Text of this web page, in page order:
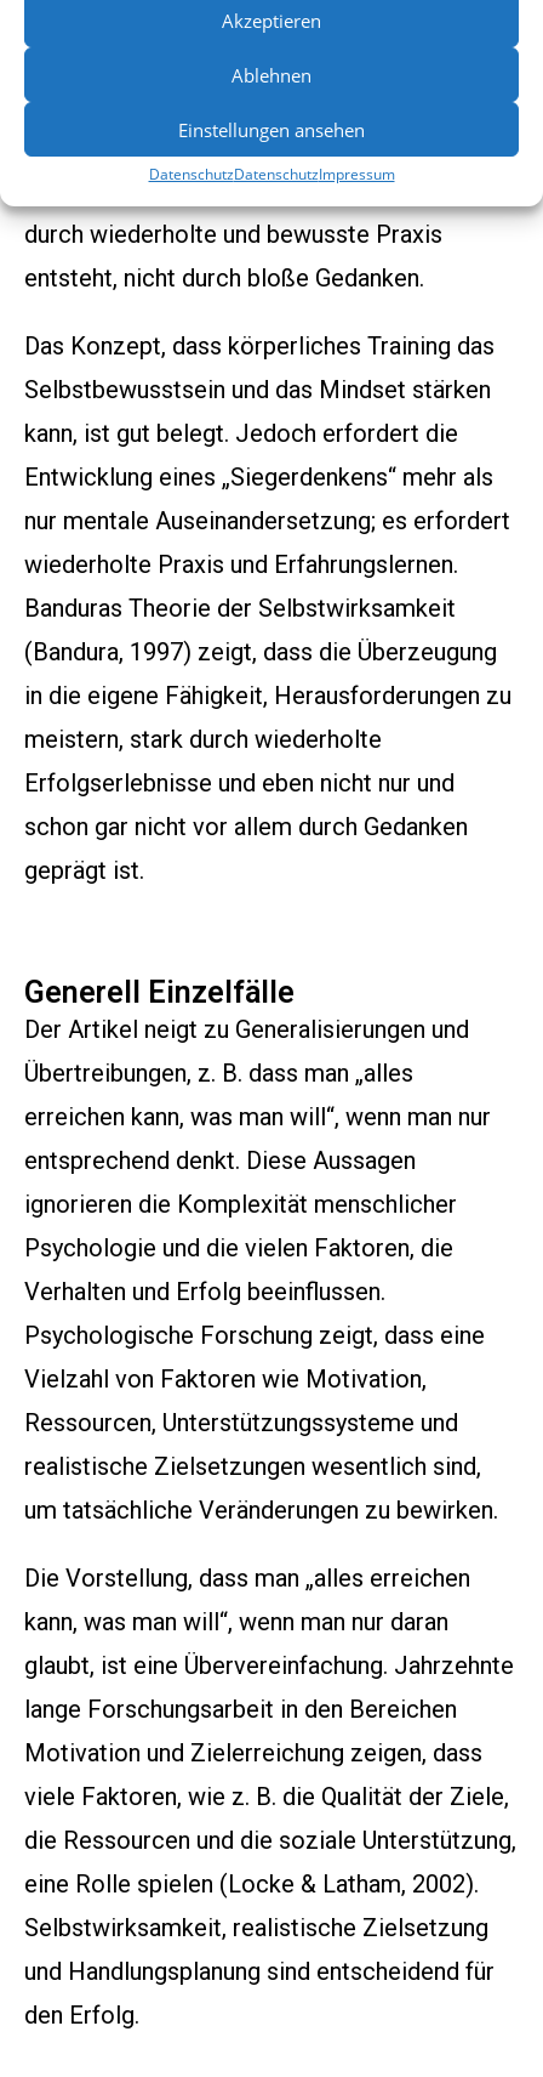
Akzeptieren
Ablehnen
Einstellungen ansehen
DatenschutzDatenschutzImpressum
bestimmten Gedanken nicht automatisch zu
einem „Siegerdenken“. Der Artikel vermischt
hier den Effekt von physischem Training und
mentalem Training, ohne die Notwendigkeit
klarzustellen, dass nachhaltige mentale Stärke
durch wiederholte und bewusste Praxis
entsteht, nicht durch bloße Gedanken.
Das Konzept, dass körperliches Training das
Selbstbewusstsein und das Mindset stärken
kann, ist gut belegt. Jedoch erfordert die
Entwicklung eines „Siegerdenkens“ mehr als
nur mentale Auseinandersetzung; es erfordert
wiederholte Praxis und Erfahrungslernen.
Banduras Theorie der Selbstwirksamkeit
(Bandura, 1997) zeigt, dass die Überzeugung
in die eigene Fähigkeit, Herausforderungen zu
meistern, stark durch wiederholte
Erfolgserlebnisse und eben nicht nur und
schon gar nicht vor allem durch Gedanken
geprägt ist.
Generell Einzelfälle
Der Artikel neigt zu Generalisierungen und
Übertreibungen, z. B. dass man „alles
erreichen kann, was man will“, wenn man nur
entsprechend denkt. Diese Aussagen
ignorieren die Komplexität menschlicher
Psychologie und die vielen Faktoren, die
Verhalten und Erfolg beeinflussen.
Psychologische Forschung zeigt, dass eine
Vielzahl von Faktoren wie Motivation,
Ressourcen, Unterstützungssysteme und
realistische Zielsetzungen wesentlich sind,
um tatsächliche Veränderungen zu bewirken.
Die Vorstellung, dass man „alles erreichen
kann, was man will“, wenn man nur daran
glaubt, ist eine Übervereinfachung. Jahrzehnte
lange Forschungsarbeit in den Bereichen
Motivation und Zielerreichung zeigen, dass
viele Faktoren, wie z. B. die Qualität der Ziele,
die Ressourcen und die soziale Unterstützung,
eine Rolle spielen (Locke & Latham, 2002).
Selbstwirksamkeit, realistische Zielsetzung
und Handlungsplanung sind entscheidend für
den Erfolg.